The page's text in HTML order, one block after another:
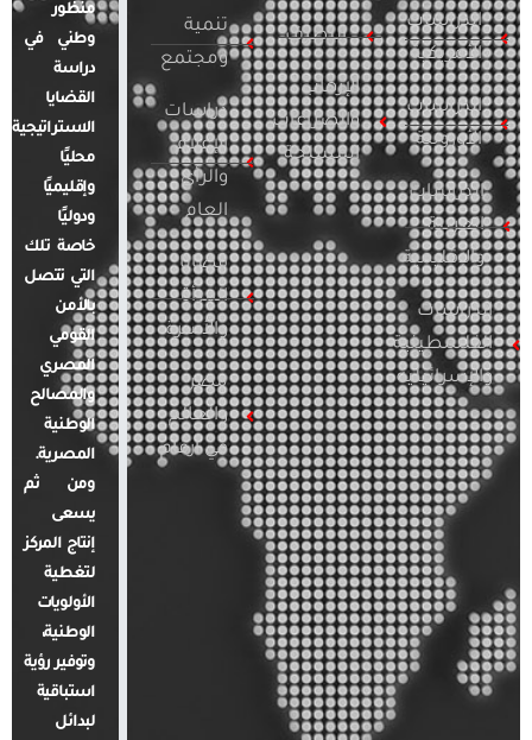
الدراسات
الأمريكية
الدراسات
الأوروبية
الدراسات
العربية
والإقليمية
الدراسات
الفلسطينية
والإسرائيلية
التطرف
الإرهاب
والصراعات
المسلحة
تنمية
ومجتمع
دراسات
الإعلام
والرأي
العام
قضايا
المرأة
والأسرة
مصر
والعالم
في أرقام
منظور
وطني في
دراسة
القضايا
الاستراتيجية
محليًا
وإقليميًا
ودوليًا
خاصة تلك
التي تتصل
بالأمن
القومي
المصري
والمصالح
الوطنية
المصرية.
ومن ثم
يسعى
إنتاج المركز
لتغطية
الأولويات
الوطنية،
وتوفير رؤية
استباقية
لبدائل